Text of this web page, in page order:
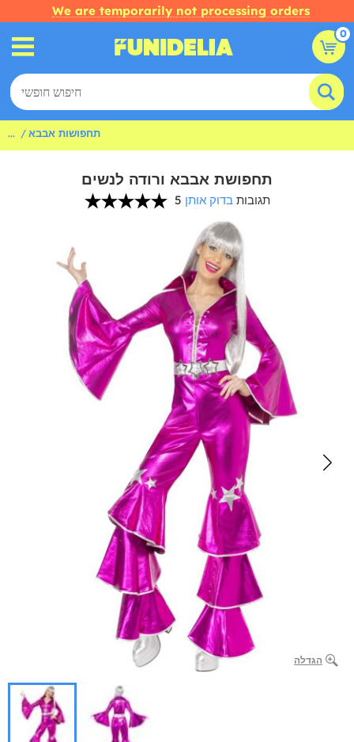
We are temporarily not processing orders
0
... תחפושות אבבא
תחפושת אבבא ורודה לנשים
5 תגובות בדוק אותן
הגדלה